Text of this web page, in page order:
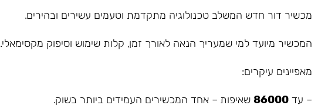
מכשיר דור חדש המשלב טכנולוגיה מתקדמת וטעמים עשירים ובהירים.
המכשיר מיועד למי שמעריך הנאה לאורך זמן, קלות שימוש וסיפוק מקסימאלי.
מאפיינים עיקרים:
– עד 86000שאיפות – אחד המכשירים העמידים ביותר בשוק.